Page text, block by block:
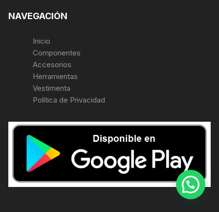
NAVEGACIÓN
Inicio
Componentes
Accesorios
Herramientas
Vestimenta
Política de Privacidad